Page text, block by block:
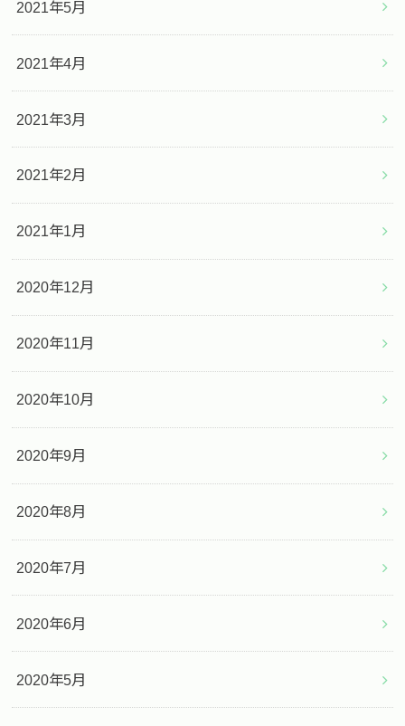
2021年5月
2021年4月
2021年3月
2021年2月
2021年1月
2020年12月
2020年11月
2020年10月
2020年9月
2020年8月
2020年7月
2020年6月
2020年5月